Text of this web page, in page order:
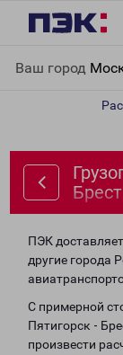
Ваш город
Брест
ПЭК
другие города
С примерной
Пятигорск -
произвести